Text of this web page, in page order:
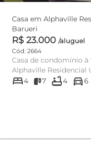
Casa em Alphaville
Barueri
R$ 23.000 /aluguel
Cód: 2664
Casa de condomínio à
Alphaville Residencial
útil, projeto amplo...
bed4 7 bathtub4 directions_car6